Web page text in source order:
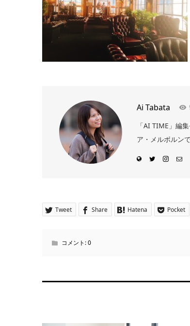
Ai Tabata
「AI TIME」編
ア・メルボルン
Tweet Share Hatena Pocket
コメント:0